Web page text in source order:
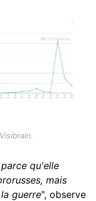
qu'elle
mais
guerre", observe